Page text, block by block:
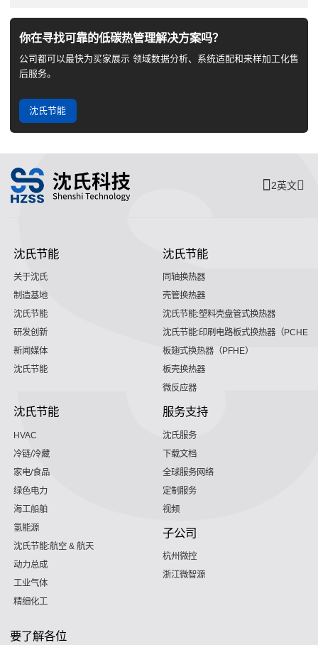
你在寻找可靠的低碳热管理解决方案吗？
公司都可以最快为买家展示 领域数据分析、系统适配和来样加工化售
后服务。
沈氏节能
2英文
沈氏节能
关于沈氏
制造基地
沈氏节能
研发创新
新闻媒体
沈氏节能
沈氏节能
同轴换热器
壳管换热器
沈氏节能:塑料壳盘管式换热器
沈氏节能:印刷电路板式换热器（PCHE）
板翅式换热器（PFHE）
板壳换热器
微反应器
沈氏节能
HVAC
冷链/冷藏
家电/食品
绿色电力
海工船舶
氢能源
沈氏节能:航空 & 航天
动力总成
工业气体
精细化工
服务支持
沈氏服务
下载文档
全球服务网络
定制服务
视频
子公司
杭州微控
浙江微智源
要了解各位